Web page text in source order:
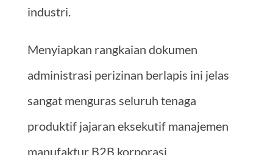
industri.
Menyiapkan rangkaian dokumen
administrasi perizinan berlapis ini jelas
sangat menguras seluruh tenaga
produktif jajaran eksekutif manajemen
manufaktur B2B korporasi.